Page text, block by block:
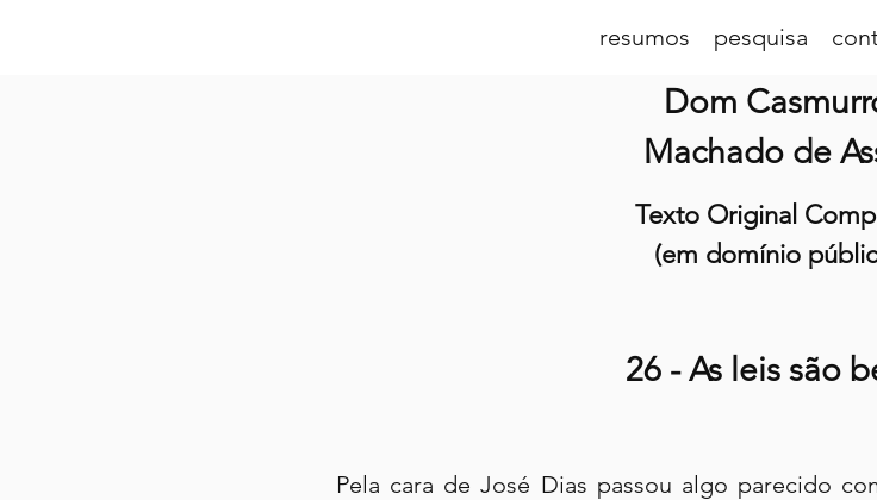
resumos pesquisa
Dom
Machado de
Texto Original
(em domínio
26 - As leis são
Pela cara de José Dias passou algo parecido